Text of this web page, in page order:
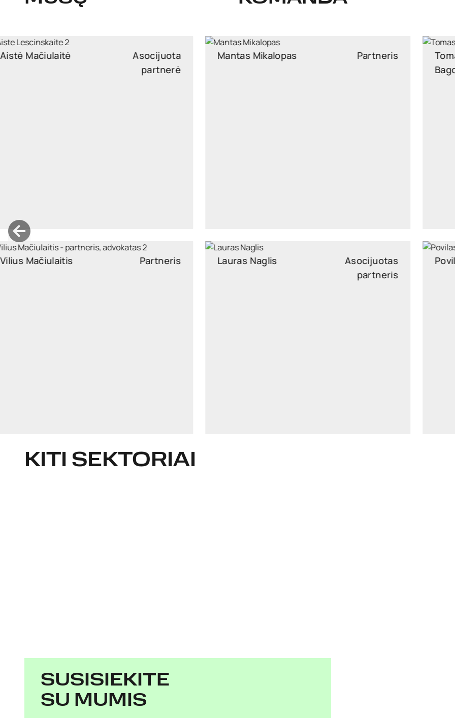
Aistė Mačiulaitė
Asocijuota
partnerė
Vilius Mačiulaitis Partneris
Mantas Mikalopas Partneris
Lauras Naglis
Asocijuotas
partneris
KITI SEKTORIAI
SUSISIEKITE
SU MUMIS